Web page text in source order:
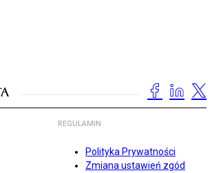
REGULAMIN
Polityka Prywatności
Zmiana ustawień zgód